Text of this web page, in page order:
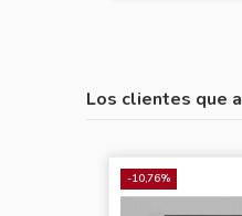
Los clientes que
-10,76%